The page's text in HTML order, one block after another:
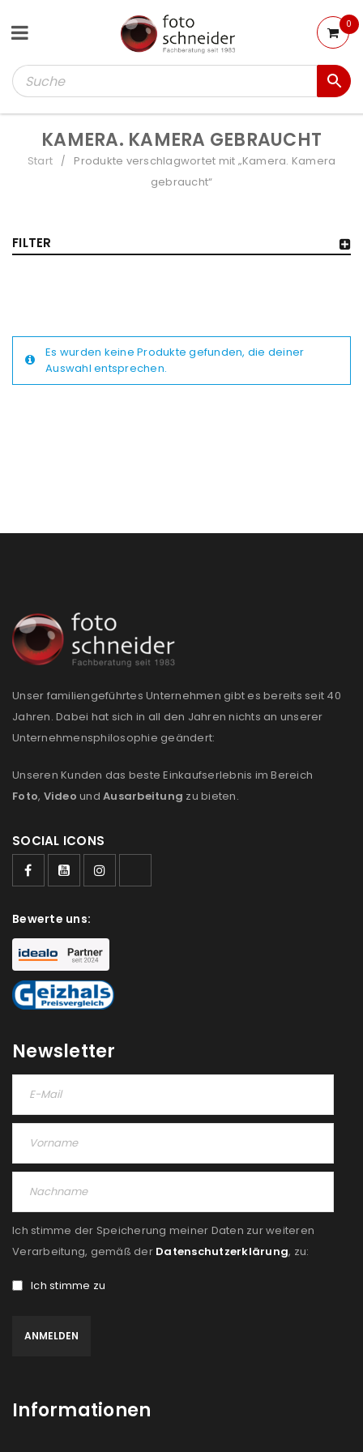
Benutzername oder E-Mail-Adresse*
Passwort
Angemeldet bleiben
ANMELDEN
E-Mail-Adresse*
0
KAMERA. KAMERA GEBRAUCHT
Start /
Produkte verschlagwortet mit „Kamera. Kamera
gebraucht“
FILTER
Es wurden keine Produkte gefunden, die deiner
Auswahl entsprechen.
Unser familiengeführtes Unternehmen gibt es bereits seit 40
Jahren. Dabei hat sich in all den Jahren nichts an unserer
Unternehmensphilosophie geändert:
Unseren Kunden das beste Einkaufserlebnis im Bereich
Foto, Video und Ausarbeitung zu bieten.
SOCIAL ICONS
Bewerte uns:
Newsletter
Ich stimme der Speicherung meiner Daten zur weiteren
Verarbeitung, gemäß der Datenschutzerklärung, zu:
Ich stimme zu
Informationen